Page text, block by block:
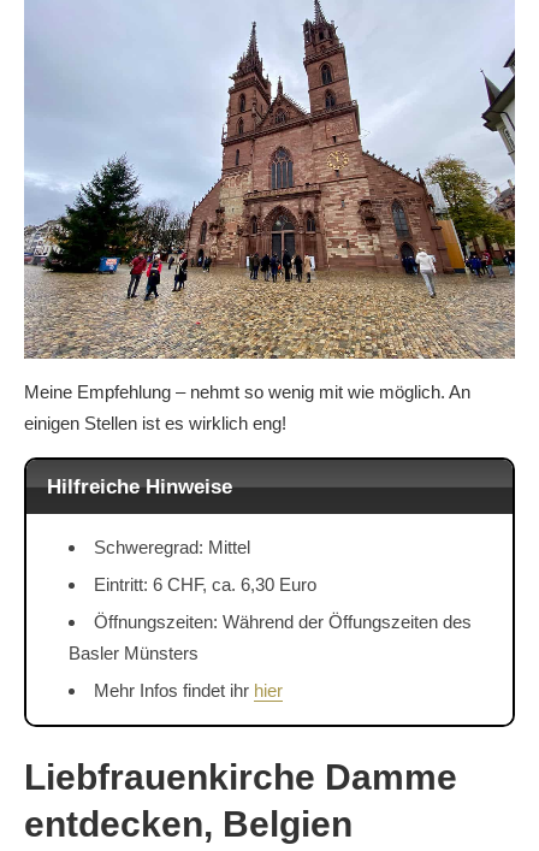
Meine Empfehlung – nehmt so wenig mit wie möglich. An
einigen Stellen ist es wirklich eng!
Hilfreiche Hinweise
Schweregrad: Mittel
Eintritt: 6 CHF, ca. 6,30 Euro
Öffnungszeiten: Während der Öffungszeiten des
Basler Münsters
Mehr Infos findet ihr hier
Liebfrauenkirche Damme
entdecken, Belgien